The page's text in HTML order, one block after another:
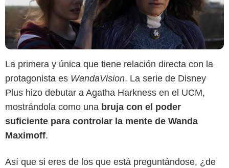
La primera y única que tiene relación directa con la
protagonista es WandaVision. La serie de Disney
Plus hizo debutar a Agatha Harkness en el UCM,
mostrándola como una bruja con el poder
suficiente para controlar la mente de Wanda
Maximoff.
Así que si eres de los que está preguntándose, ¿de
Marvel Studios